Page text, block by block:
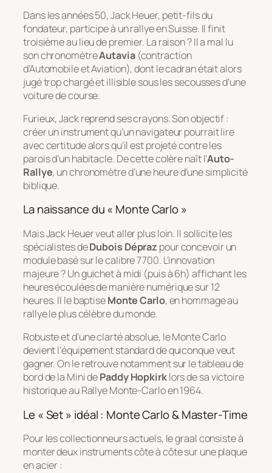
Dans les années 50, Jack Heuer, petit-fils du
fondateur, participe à un rallye en Suisse. Il finit
troisième au lieu de premier. La raison ? Il a mal lu
son chronomètreAutavia(contraction
d’Automobile et Aviation), dont le cadran était alors
jugé trop chargé et illisible sous les secousses d’une
voiture de course.
Furieux, Jack reprend ses crayons. Son objectif :
créer un instrument qu’un navigateur pourrait lire
avec certitude alors qu’il est projeté contre les
parois d’un habitacle. De cette colère naît l’Auto-
Rallye, un chronomètre d’une heure d’une simplicité
biblique.
La naissance du « Monte Carlo »
Mais Jack Heuer veut aller plus loin. Il sollicite les
spécialistes deDubois Dépraz pour concevoir un
module basé sur le calibre 7700. L’innovation
majeure ? Un guichet à midi (puis à 6h) affichant les
heures écoulées de manière numérique sur 12
heures. Il le baptiseMonte Carlo, en hommage au
rallye le plus célèbre du monde.
Robuste et d’une clarté absolue, le Monte Carlo
devient l’équipement standard de quiconque veut
gagner. On le retrouve notamment sur le tableau de
bord de la Mini dePaddy Hopkirklors de sa victoire
historique au Rallye Monte-Carlo en 1964.
Le « Set » idéal : Monte Carlo & Master-Time
Pour les collectionneurs actuels, le graal consiste à
monter deux instruments côte à côte sur une plaque
en acier :